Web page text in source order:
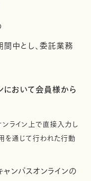
中とし、委託業務
において会員様から
ライン上で直接入力し
を通じて行われた行動
ンパスオンラインの